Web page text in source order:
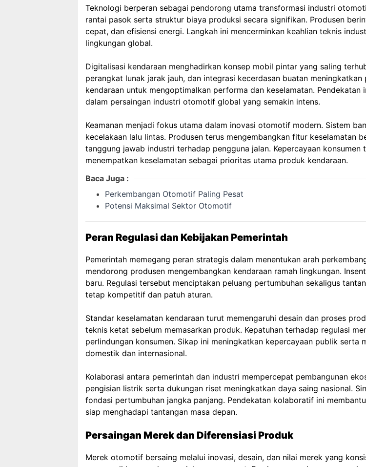
Teknologi berperan sebagai pendorong utama transformasi industri
rantai pasok serta struktur biaya produksi secara signifikan. Produsen
cepat, dan efisiensi energi. Langkah ini mencerminkan keahlian teknis
lingkungan global.
Digitalisasi kendaraan menghadirkan konsep mobil pintar yang saling
perangkat lunak jarak jauh, dan integrasi kecerdasan buatan
kendaraan untuk mengoptimalkan performa dan keselamatan.
dalam persaingan industri otomotif global yang semakin intens.
Keamanan menjadi fokus utama dalam inovasi otomotif modern. Sistem
kecelakaan lalu lintas. Produsen terus mengembangkan fitur keselamatan
tanggung jawab industri terhadap pengguna jalan. Kepercayaan
menempatkan keselamatan sebagai prioritas utama produk kendaraan.
Baca Juga :
Perkembangan Otomotif Paling Pesat
Potensi Maksimal Sektor Otomotif
Peran Regulasi dan Kebijakan Pemerintah
Pemerintah memegang peran strategis dalam menentukan arah
mendorong produsen mengembangkan kendaraan ramah lingkungan.
baru. Regulasi tersebut menciptakan peluang pertumbuhan sekaligus
tetap kompetitif dan patuh aturan.
Standar keselamatan kendaraan turut memengaruhi desain dan proses
teknis ketat sebelum memasarkan produk. Kepatuhan terhadap regulasi
perlindungan konsumen. Sikap ini meningkatkan kepercayaan publik
domestik dan internasional.
Kolaborasi antara pemerintah dan industri mempercepat pembangunan
pengisian listrik serta dukungan riset meningkatkan daya saing nasional.
fondasi pertumbuhan jangka panjang. Pendekatan kolaboratif ini
siap menghadapi tantangan masa depan.
Persaingan Merek dan Diferensiasi Produk
Merek otomotif bersaing melalui inovasi, desain, dan nilai merek yang